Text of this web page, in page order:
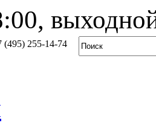
(495) 255-14-74